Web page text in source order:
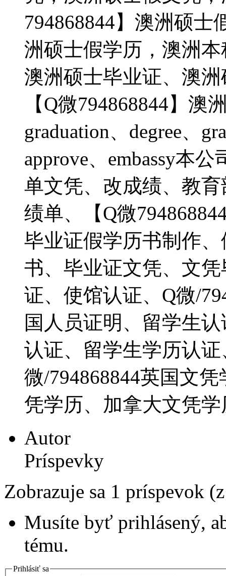
794868844】澳洲硕
洲硕士假学历，澳洲
澳洲硕士毕业证、澳
【Q微794868844】澳
graduation、degree、
approve、embassy本
单文凭、改成绩、教
绩单、【Q微
毕业证假学历书制作
书、毕业证文凭、文
证、使馆认证、Q微/
国人员证明、留学生
认证、留学生学历认
微/794868844英国文
凭学历、加拿大文凭
Autor
Príspevky
Zobrazuje sa 1 príspevok
Musíte byť prihlásený,
tému.
Prihlásiť sa